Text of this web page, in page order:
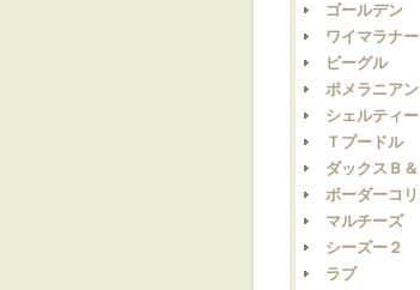
ゴールデン
ワイマラナー
ビーグル
ポメラニアン
シェルティー
Ｔプードル
ダックスＢ＆
ボーダーコ
マルチーズ
シーズー２
ラブ